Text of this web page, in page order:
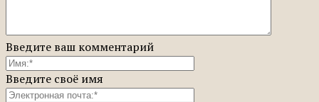
Введите ваш комментарий
Введите своё имя